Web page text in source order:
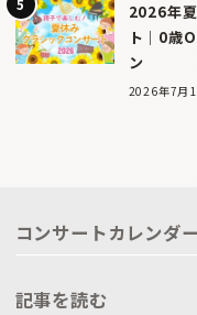
2026年
ト｜0歳
ン
2026年7月
コンサートカレンダー
記事を読む